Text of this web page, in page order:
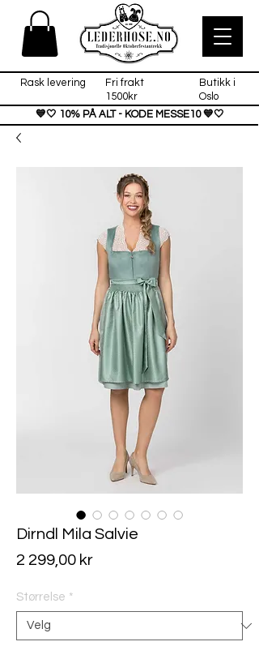
Rask levering
Fri frakt
1500kr
Butikk i
Oslo
💙🤍 10% PÅ ALT - KODE MESSE10 💙🤍
Dirndl Mila Salvie
2 299,00 krPris
Størrelse *